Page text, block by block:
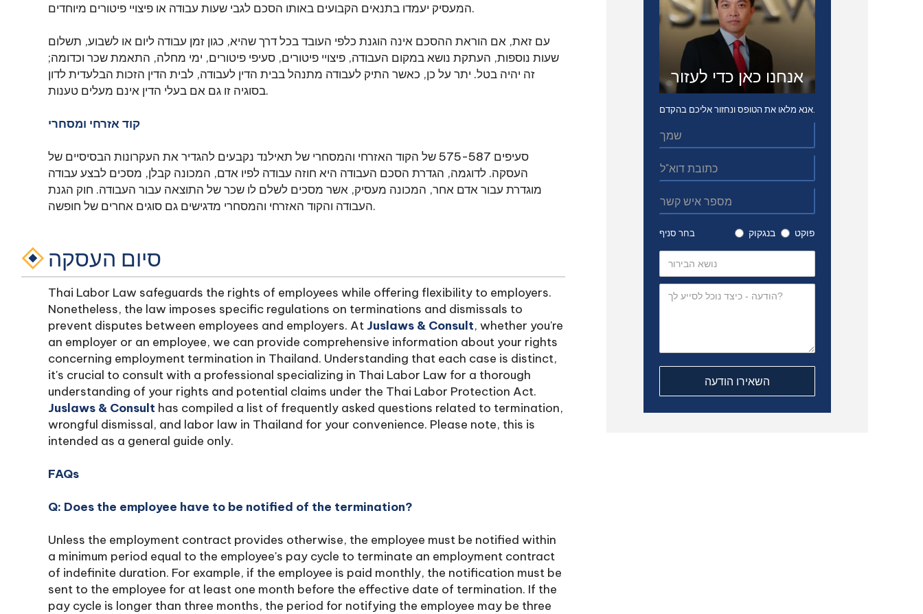
המעסיק יעמדו בתנאים הקבועים באותו הסכם לגבי שעות עבודה או פיצויי פיטורים מיוחדים.
עם זאת, אם הוראת ההסכם אינה הוגנת כלפי העובד בכל דרך שהיא, כגון זמן עבודה ליום או לשבוע, תשלום
שעות נוספות, העתקת נושא במקום העבודה, פיצויי פיטורים, סעיפי פיטורים, ימי מחלה, התאמת שכר וכדומה;
זה יהיה בטל. יתר על כן, כאשר התיק לעבודה מתנהל בבית הדין לעבודה, לבית הדין הזכות הבלעדית לדון
בסוגיה זו גם אם בעלי הדין אינם מעלים טענות.
קוד אזרחי ומסחרי
סעיפים 575-587 של הקוד האזרחי והמסחרי של תאילנד נקבעים להגדיר את העקרונות הבסיסיים של
העסקה. לדוגמה, הגדרת הסכם העבודה היא חוזה עבודה לפיו אדם, המכונה קבלן, מסכים לבצע עבודה
מוגדרת עבור אדם אחר, המכונה מעסיק, אשר מסכים לשלם לו שכר של התוצאה עבור העבודה. חוק הגנת
העבודה והקוד האזרחי והמסחרי מדגישים גם סוגים אחרים של חופשה.
סיום העסקה
Thai Labor Law safeguards the rights of employees while offering flexibility to employers.
Nonetheless, the law imposes specific regulations on terminations and dismissals to
prevent disputes between employees and employers. At Juslaws & Consult, whether you're
an employer or an employee, we can provide comprehensive information about your rights
concerning employment termination in Thailand. Understanding that each case is distinct,
it's crucial to consult with a professional specializing in Thai Labor Law for a thorough
understanding of your rights and potential claims under the Thai Labor Protection Act.
Juslaws & Consult has compiled a list of frequently asked questions related to termination,
wrongful dismissal, and labor law in Thailand for your convenience. Please note, this is
intended as a general guide only.
FAQs
Q: Does the employee have to be notified of the termination?
Unless the employment contract provides otherwise, the employee must be notified within
a minimum period equal to the employee's pay cycle to terminate an employment contract
of indefinite duration. For example, if the employee is paid monthly, the notification must be
sent to the employee for at least one month before the effective date of termination. If the
pay cycle is longer than three months, the period for notifying the employee may be three
אנחנו כאן כדי לעזור
אנא מלאו את הטופס ונחזור אליכם בהקדם.
בחר סניף בנגקוק פוקט